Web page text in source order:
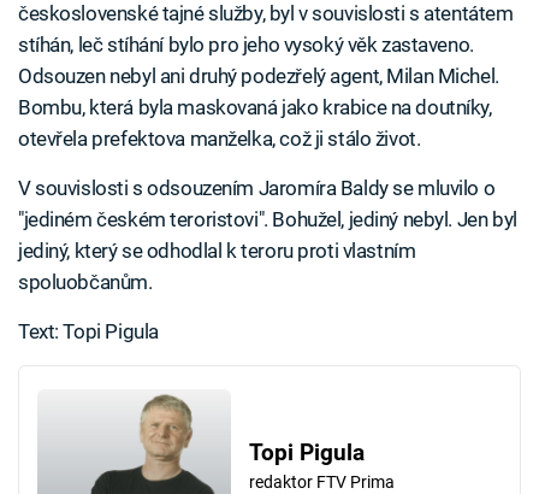
československé tajné služby, byl v souvislosti s atentátem
stíhán, leč stíhání bylo pro jeho vysoký věk zastaveno.
Odsouzen nebyl ani druhý podezřelý agent, Milan Michel.
Bombu, která byla maskovaná jako krabice na doutníky,
otevřela prefektova manželka, což ji stálo život.
V souvislosti s odsouzením Jaromíra Baldy se mluvilo o
"jediném českém teroristovi". Bohužel, jediný nebyl. Jen byl
jediný, který se odhodlal k teroru proti vlastním
spoluobčanům.
Text: Topi Pigula
Topi Pigula
redaktor FTV Prima